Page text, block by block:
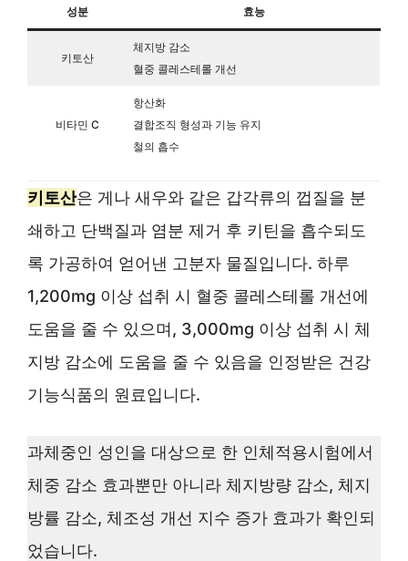
성분 효능
키토산
체지방 감소
혈중 콜레스테롤 개선
비타민 C
항산화
결합조직 형성과 기능 유지
철의 흡수
키토산은 게나 새우와 같은 갑각류의 껍질을 분
쇄하고 단백질과 염분 제거 후 키틴을 흡수되도
록 가공하여 얻어낸 고분자 물질입니다. 하루
1,200mg 이상 섭취 시 혈중 콜레스테롤 개선에
도움을 줄 수 있으며, 3,000mg 이상 섭취 시 체
지방 감소에 도움을 줄 수 있음을 인정받은 건강
기능식품의 원료입니다.
과체중인 성인을 대상으로 한 인체적용시험에서
체중 감소 효과뿐만 아니라 체지방량 감소, 체지
방률 감소, 체조성 개선 지수 증가 효과가 확인되
었습니다.